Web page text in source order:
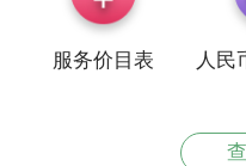
服务价目表 人民